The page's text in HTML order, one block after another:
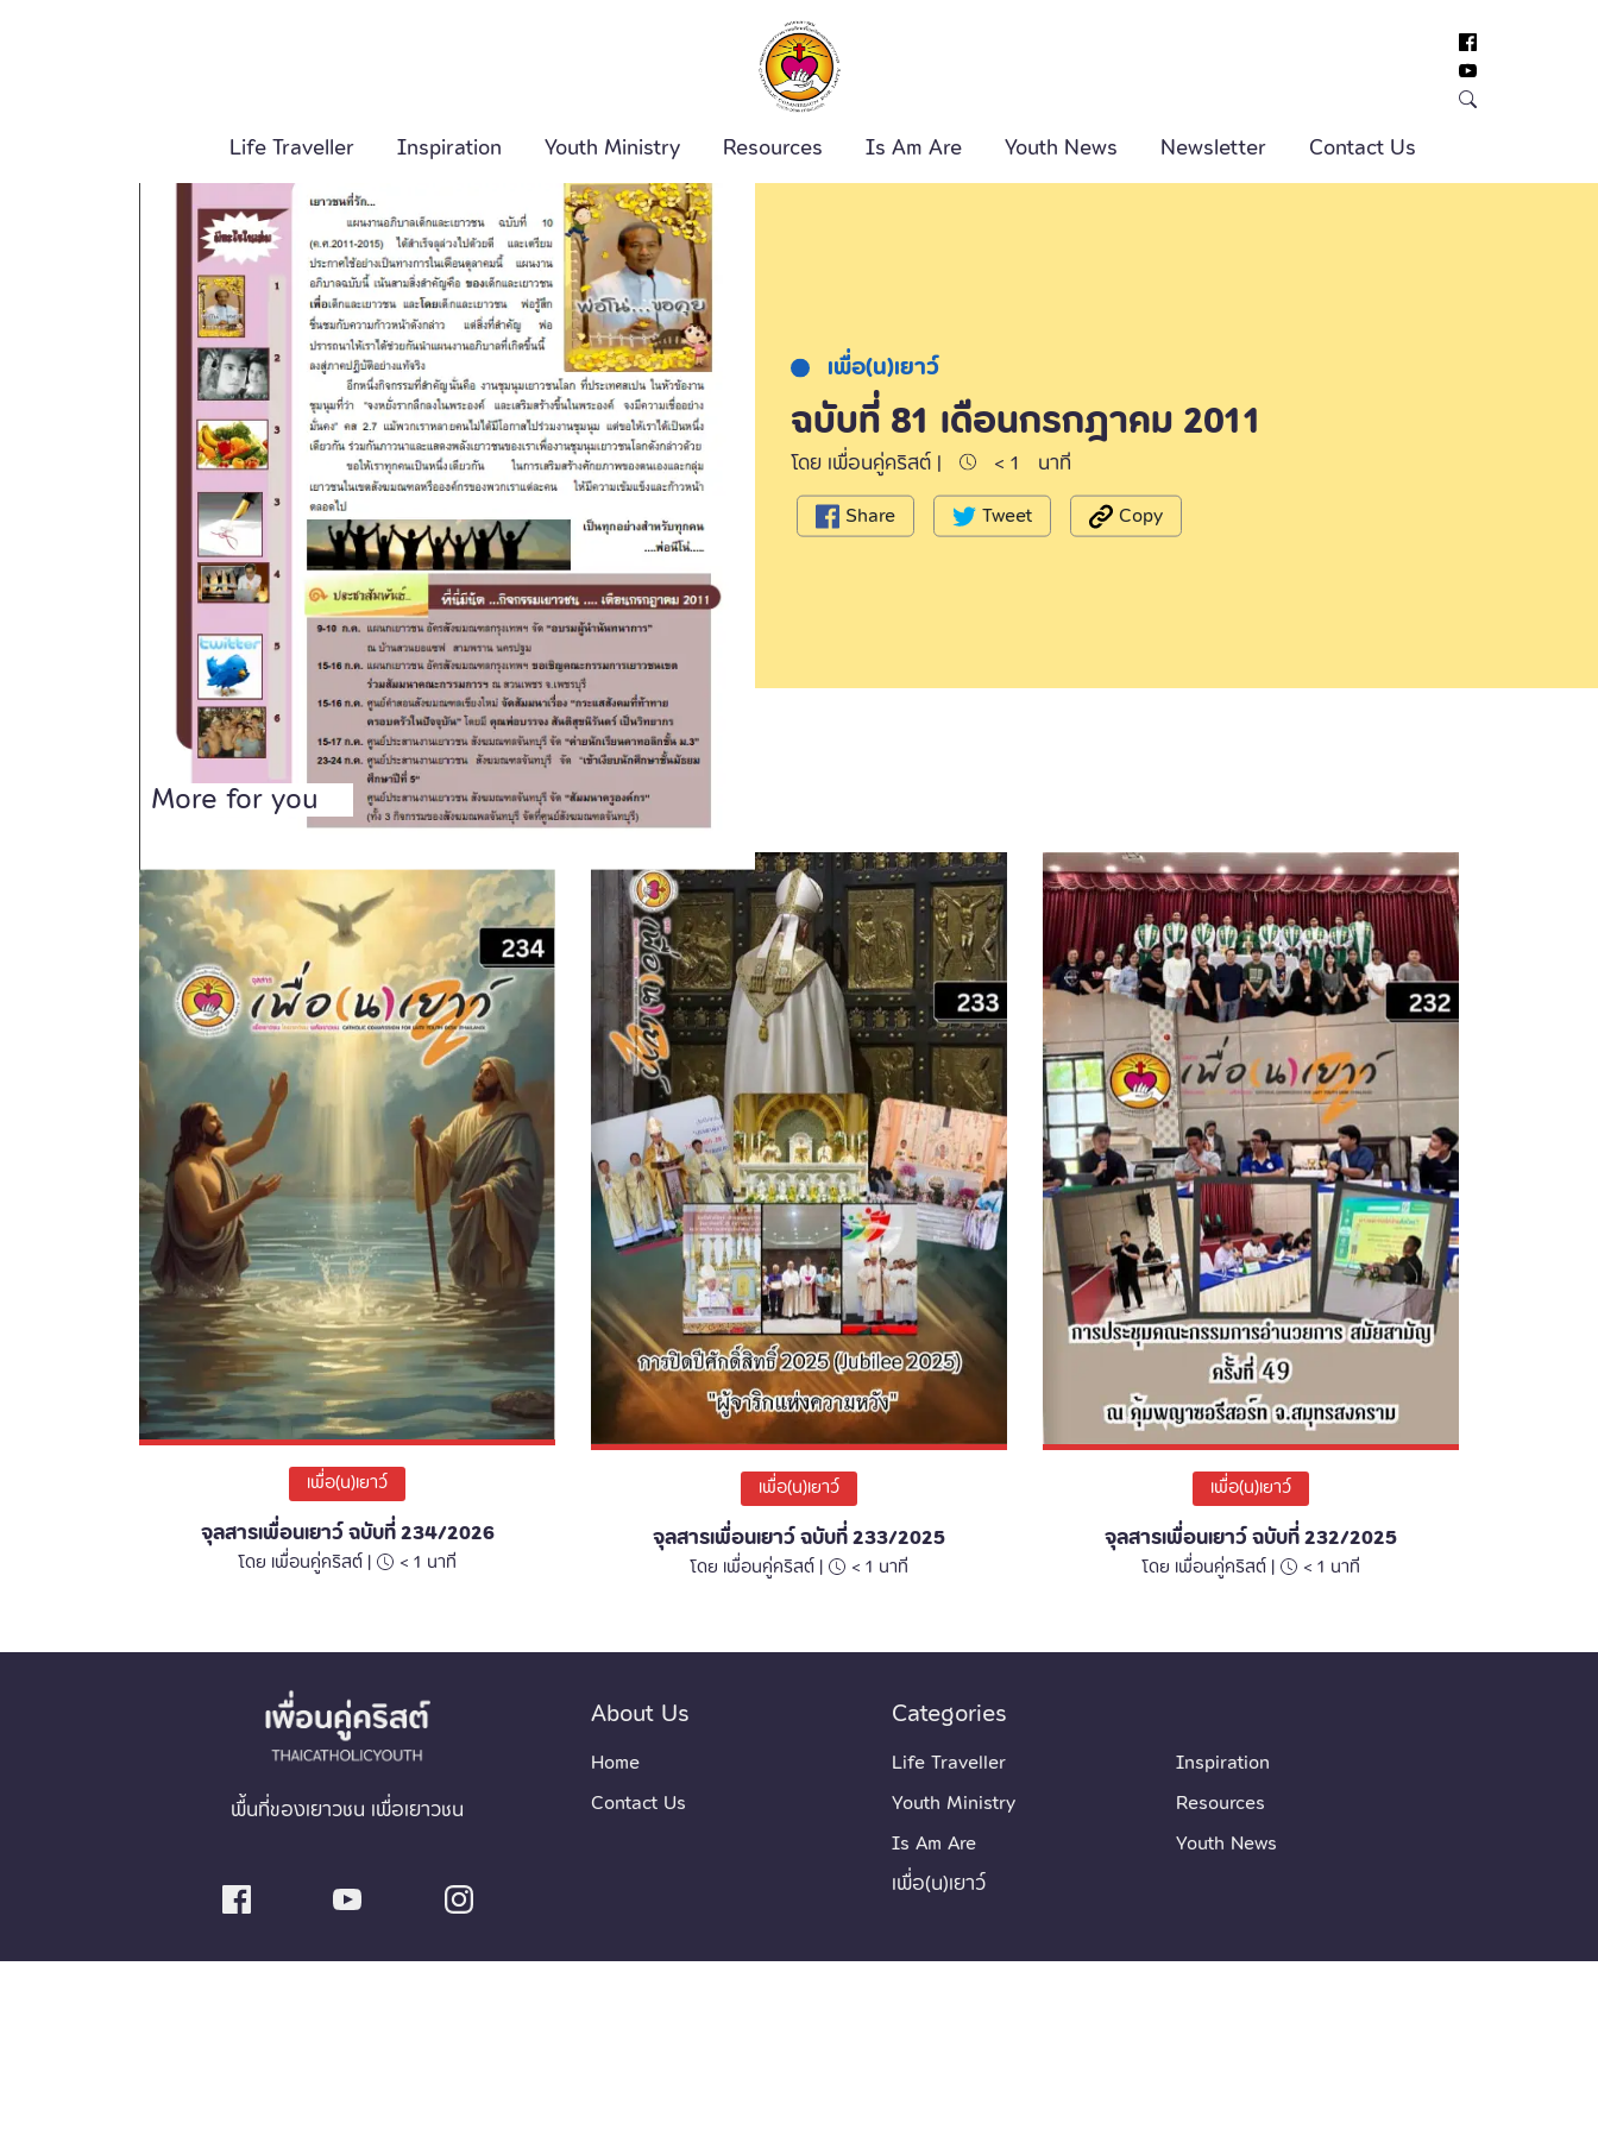
Life Traveller Inspiration Youth Ministry Resources Is Am Are Youth News Newsletter Contact Us
เพื่อ(น)เยาว์
ฉบับที่ 81 เดือนกรกฎาคม 2011
โดย เพื่อนคู่คริสต์ | < 1 นาที
Share
Tweet Copy
More for you
เพื่อ(น)เยาว์
จุลสารเพื่อนเยาว์ ฉบับที่ 234/2026
โดย เพื่อนคู่คริสต์ | < 1 นาที
เพื่อ(น)เยาว์
จุลสารเพื่อนเยาว์ ฉบับที่ 233/2025
โดย เพื่อนคู่คริสต์ | < 1 นาที
เพื่อ(น)เยาว์
จุลสารเพื่อนเยาว์ ฉบับที่ 232/2025
โดย เพื่อนคู่คริสต์ | < 1 นาที
พื้นที่ของเยาวชน เพื่อเยาวชน
About Us
Home
Contact Us
Categories
Life Traveller
Inspiration
Youth Ministry
Resources
Is Am Are
Youth News
เพื่อ(น)เยาว์